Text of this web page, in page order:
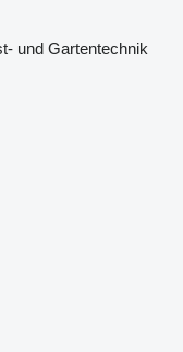
und Gartentechnik